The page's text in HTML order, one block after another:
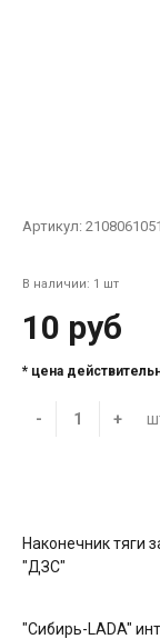
Артикул:
В наличии: 1 шт
10 руб
* цена
- +
Наконечник тяги
"ДЗС"
"Сибирь-LADA"